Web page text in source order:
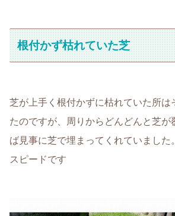
根付かず枯れていた芝
芝が上手く根付かずに枯れていた所は
たのですが、周りからどんどんと芝が
ば見事に芝で埋まってくれていました
スピードです